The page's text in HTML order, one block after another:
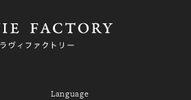
Language